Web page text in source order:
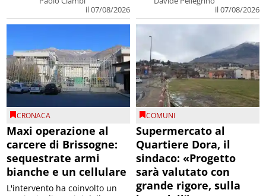
il 07/08/2026
il 07/08/2026
CRONACA
Maxi operazione al
carcere di Brissogne:
sequestrate armi
bianche e un cellulare
L'intervento ha coinvolto un
COMUNI
Supermercato al
Quartiere Dora, il
sindaco: «Progetto
sarà valutato con
grande rigore, sulla